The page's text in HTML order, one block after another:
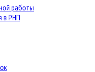
работы
в РНП